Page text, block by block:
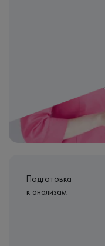
Подготовка
к анализам